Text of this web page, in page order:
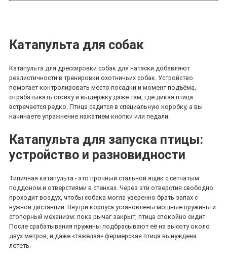
Катапульта для собак
Катапульта для дрессировки собак для натаски добавляют
реалистичности в тренировки охотничьих собак. Устройство
помогает контролировать место посадки и момент подъёма,
отрабатывать стойку и выдержку даже там, где дикая птица
встречается редко. Птица садится в специальную коробку, а вы
начинаете упражнение нажатием кнопки или педали.
Катапульта для запуска птицы:
устройство и разновидности
Типичная катапульта - это прочный стальной ящик с сетчатым
поддоном и отверстиями в стенках. Через эти отверстия свободно
проходит воздух, чтобы собака могла уверенно брать запах с
нужной дистанции. Внутри корпуса установлены мощные пружины и
стопорный механизм: пока рычаг закрыт, птица спокойно сидит.
После срабатывания пружины подбрасывают её на высоту около
двух метров, и даже «тяжёлая» фермерская птица вынуждена
лететь.